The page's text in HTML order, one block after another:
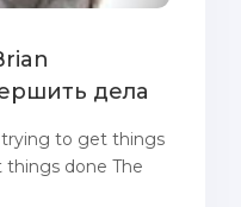
дела
to get things
done The